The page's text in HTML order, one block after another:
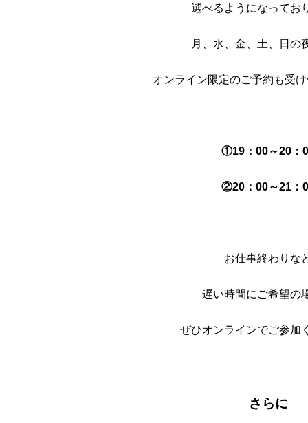
選べるようになってお
月、水、金、土、日の
オンライン限定のご予約も受
①19：00～20：
②20：00～21：
お仕事終わりな
遅い時間にご希望の
ぜひオンラインでご参加
さらに